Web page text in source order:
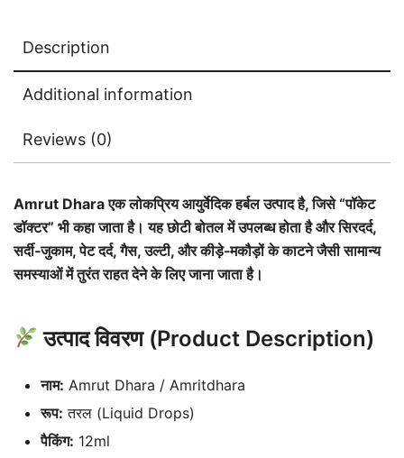
Description
Additional information
Reviews (0)
Amrut Dhara एक लोकप्रिय आयुर्वेदिक हर्बल उत्पाद है, जिसे “पॉकेट
डॉक्टर” भी कहा जाता है। यह छोटी बोतल में उपलब्ध होता है और सिरदर्द,
सर्दी‑जुकाम, पेट दर्द, गैस, उल्टी, और कीड़े‑मकौड़ों के काटने जैसी सामान्य
समस्याओं में तुरंत राहत देने के लिए जाना जाता है।
उत्पाद विवरण (Product Description)
नाम: Amrut Dhara / Amritdhara
रूप: तरल (Liquid Drops)
पैकिंग: 12ml